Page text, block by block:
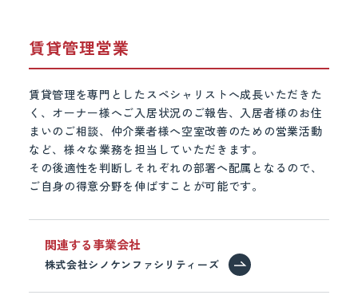
賃貸管理営業
賃貸管理を専門としたスペシャリストへ成長いただきた
く、オーナー様へご入居状況のご報告、入居者様のお住
まいのご相談、仲介業者様へ空室改善のための営業活動
など、様々な業務を担当していただきます。
その後適性を判断しそれぞれの部署へ配属となるので、
ご自身の得意分野を伸ばすことが可能です。
関連する事業会社
株式会社シノケンファシリティーズ